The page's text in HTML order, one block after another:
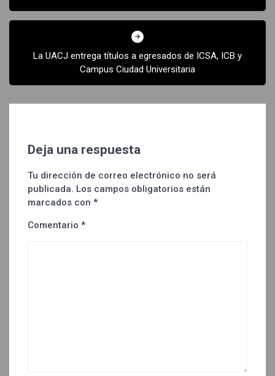
La UACJ entrega títulos a egresados de ICSA, ICB y
Campus Ciudad Universitaria
Deja una respuesta
Tu dirección de correo electrónico no será
publicada. Los campos obligatorios están
marcados con *
Comentario *